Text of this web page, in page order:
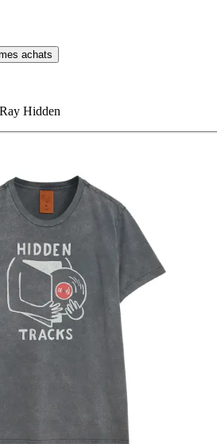
achats
Hidden